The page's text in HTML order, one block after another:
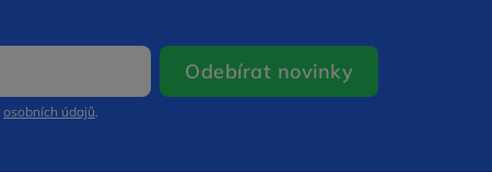
Odebírat novinkyOtevře se v
osobních údajů.